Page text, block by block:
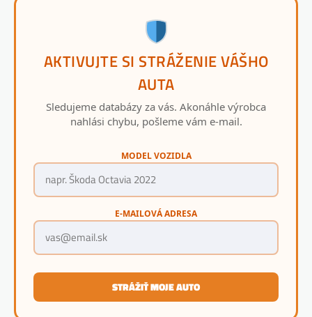
AKTIVUJTE SI STRÁŽENIE VÁŠHO
AUTA
Sledujeme databázy za vás. Akonáhle výrobca
nahlási chybu, pošleme vám e-mail.
MODEL VOZIDLA
E-MAILOVÁ ADRESA
STRÁŽIŤ MOJE AUTO